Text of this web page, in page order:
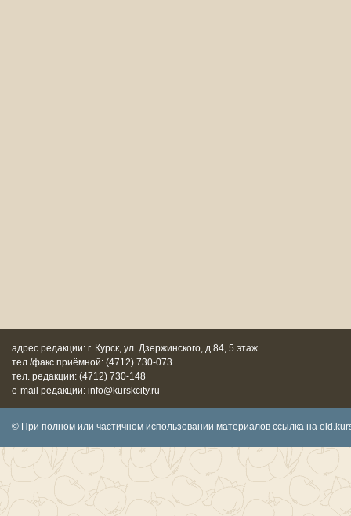
адрес редакции: г. Курск, ул. Дзержинского, д.84, 5 этаж
тел./факс приёмной: (4712) 730-073
тел. редакции: (4712) 730-148
e-mail редакции: info@kurskcity.ru
© При полном или частичном использовании материалов ссылка на